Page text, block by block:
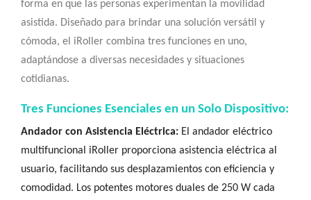
forma en que las personas experimentan la movilidad
asistida. Diseñado para brindar una solución versátil y
cómoda, el iRoller combina tres funciones en uno,
adaptándose a diversas necesidades y situaciones
cotidianas.
Tres Funciones Esenciales en un Solo Dispositivo:
Andador con Asistencia Eléctrica: El andador eléctrico
multifuncional iRoller proporciona asistencia eléctrica al
usuario, facilitando sus desplazamientos con eficiencia y
comodidad. Los potentes motores duales de 250 W cada